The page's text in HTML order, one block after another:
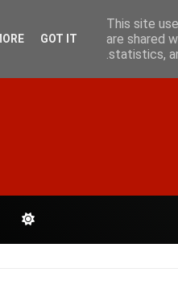
This site
are shared
statistics,
GOT IT